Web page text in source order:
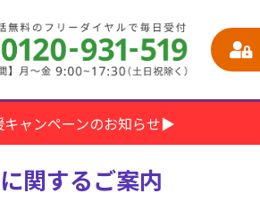
ャンペーンのお知らせ▶
関するご案内